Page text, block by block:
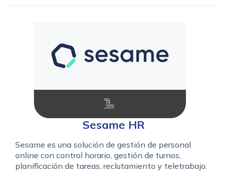
Sesame HR
Sesame es una solución de gestión de personal
online con control horario, gestión de turnos,
planificación de tareas, reclutamiento y teletrabajo.